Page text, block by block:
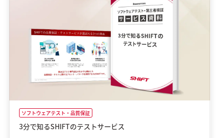
ソフトウェアテスト・品質保証
3分で知るSHIFTのテストサービス